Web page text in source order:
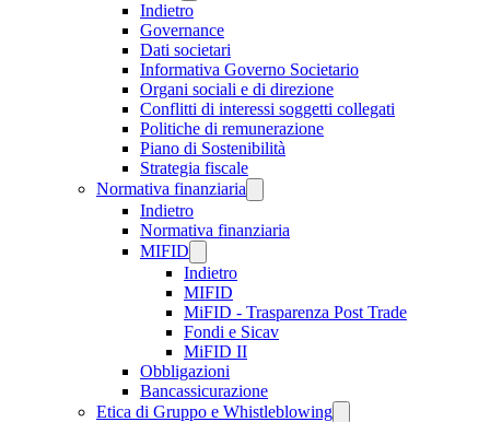
Indietro
Governance
Dati societari
Informativa Governo Societario
Organi sociali e di direzione
Conflitti di interessi soggetti collegati
Politiche di remunerazione
Piano di Sostenibilità
Strategia fiscale
Normativa finanziaria
Indietro
Normativa finanziaria
MIFID
Indietro
MIFID
MiFID - Trasparenza Post Trade
Fondi e Sicav
MiFID II
Obbligazioni
Bancassicurazione
Etica di Gruppo e Whistleblowing